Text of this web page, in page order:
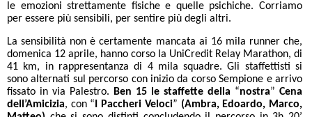
le emozioni strettamente fisiche e quelle psichiche. Corriamo
per essere più sensibili, per sentire più degli altri.
La sensibilità non è certamente mancata ai 16 mila runner che,
domenica 12 aprile, hanno corso la UniCredit Relay Marathon, di
41 km, in rappresentanza di 4 mila squadre. Gli staffettisti si
sono alternati sul percorso con inizio da corso Sempione e arrivo
fissato in via Palestro.
Ben 15 le staffette della “nostra” Cena
dell’Amicizia, con “ I Paccheri Veloci” (Ambra, Edoardo, Marco,